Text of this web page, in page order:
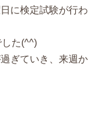
に検定試験が行わ
た(^^)
ぎていき、来週か